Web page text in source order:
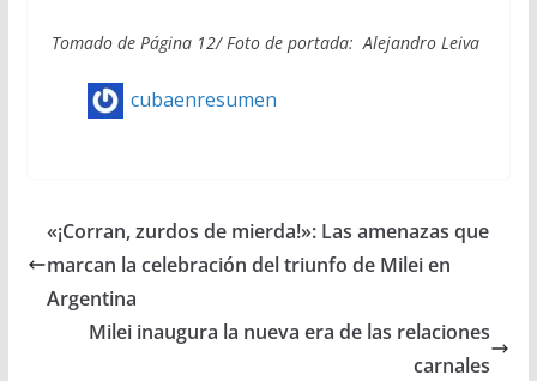
Tomado de Página 12/ Foto de portada: Alejandro Leiva
cubaenresumen
«¡Corran, zurdos de mierda!»: Las amenazas que
marcan la celebración del triunfo de Milei en
Argentina
Milei inaugura la nueva era de las relaciones
carnales